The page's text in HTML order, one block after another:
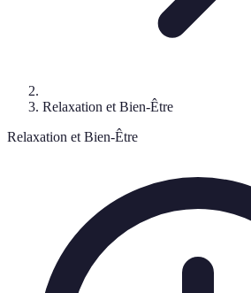
Relaxation et Bien-Être
Relaxation et Bien-Être